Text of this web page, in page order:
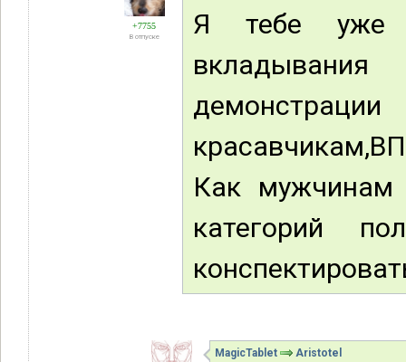
+7755
В отпуске
Я тебе уже
Как
категорий
MagicTablet Aristotel